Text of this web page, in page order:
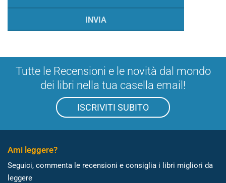
Tutte le Recensioni e le novità dal mondo
dei libri nella tua casella email!
ISCRIVITI SUBITO
Ami leggere?
Seguici, commenta le recensioni e consiglia i libri migliori da
leggere